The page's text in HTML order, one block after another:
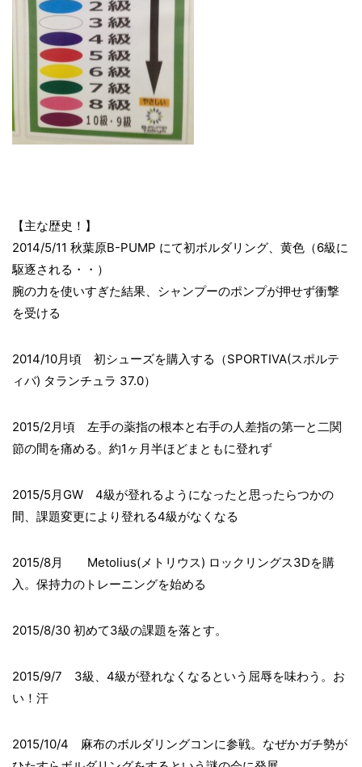
【主な歴史！】
2014/5/11 秋葉原B-PUMP にて初ボルダリング、黄色（6級に
駆逐される・・）
腕の力を使いすぎた結果、シャンプーのポンプが押せず衝撃
を受ける
2014/10月頃 初シューズを購入する（SPORTIVA(スポルテ
ィバ) タランチュラ 37.0）
2015/2月頃 左手の薬指の根本と右手の人差指の第一と二関
節の間を痛める。約1ヶ月半ほどまともに登れず
2015/5月GW 4級が登れるようになったと思ったらつかの
間、課題変更により登れる4級がなくなる
2015/8月 Metolius(メトリウス) ロックリングス3Dを購
入。保持力のトレーニングを始める
2015/8/30 初めて3級の課題を落とす。
2015/9/7 3級、4級が登れなくなるという屈辱を味わう。お
い！汗
2015/10/4 麻布のボルダリングコンに参戦。なぜかガチ勢が